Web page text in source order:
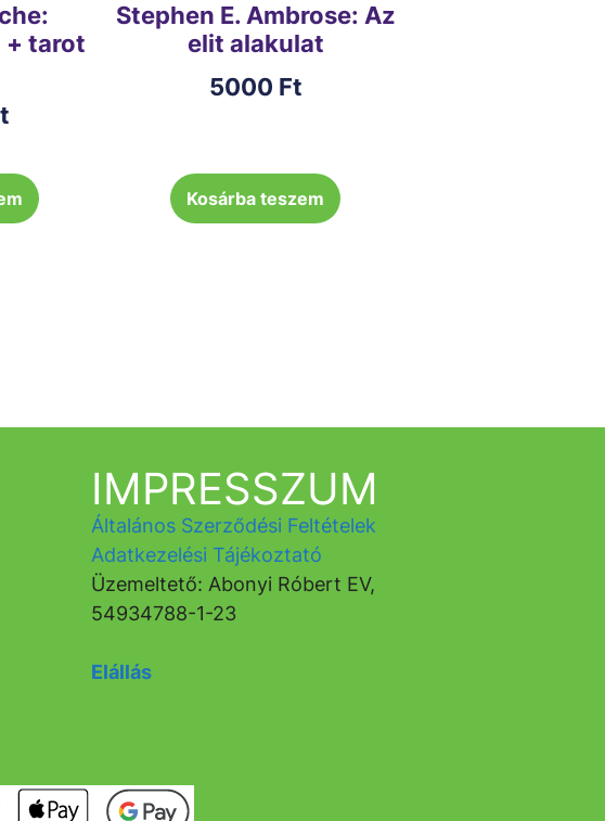
+ tarot
Stephen E. Ambrose: Az
elit alakulat
5000 Ft
Kosárba teszem
IMPRESSZUM
Általános Szerződési Feltételek
Adatkezelési Tájékoztató
Üzemeltető: Abonyi Róbert EV,
54934788-1-23
Elállás